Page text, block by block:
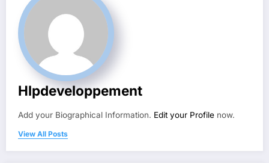
Hlpdeveloppement
Add your Biographical Information. Edit your Profile now.
View All Posts